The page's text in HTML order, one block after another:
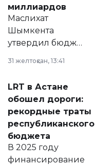
миллиардов
Маслихат
Шымкента
утвердил бюджет
2028 годы.
документ
появился в базе
нормативных
правовых актов и
на сайте маслихат
города.
31 желтоқсан, 13:41
LRT в Астане
обошел дороги:
рекордные траты
республиканского
бюджета
В 2025 году
финансирование